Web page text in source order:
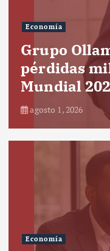
Economía
Grupo
pérdidas
Mundial
agosto 1, 2026
Economía